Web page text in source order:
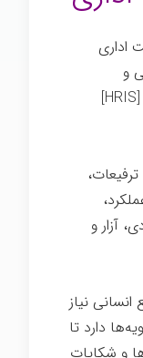
اداری
و
سیستم‌های اطلاعات منابع انسانی [HRIS]
آزار و
نیاز
دارد تا
و شکایات